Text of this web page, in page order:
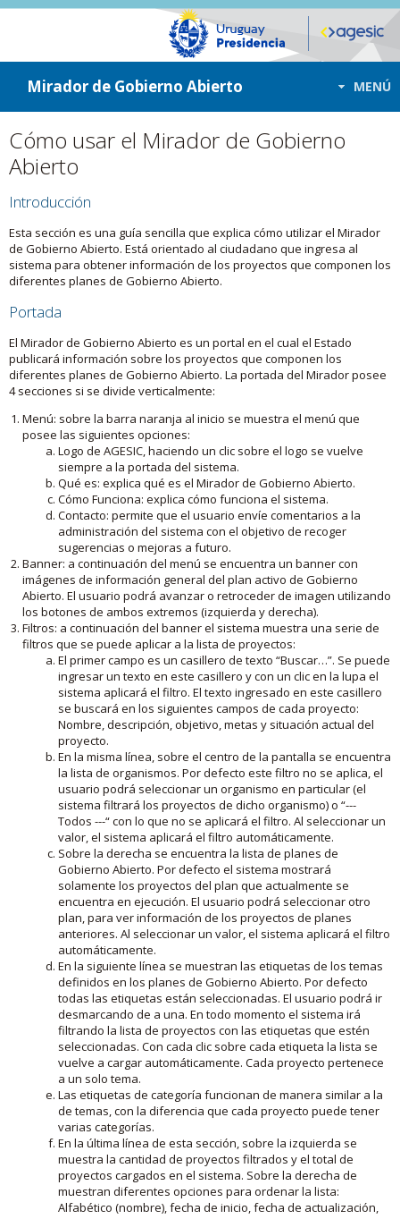
ir a contenido
ir al menú
Mirador de Gobierno Abierto MENÚ
Cómo usar el Mirador de Gobierno
Abierto
Introducción
Esta sección es una guía sencilla que explica cómo utilizar el Mirador
de Gobierno Abierto. Está orientado al ciudadano que ingresa al
sistema para obtener información de los proyectos que componen los
diferentes planes de Gobierno Abierto.
Portada
El Mirador de Gobierno Abierto es un portal en el cual el Estado
publicará información sobre los proyectos que componen los
diferentes planes de Gobierno Abierto. La portada del Mirador posee
4 secciones si se divide verticalmente:
Menú: sobre la barra naranja al inicio se muestra el menú que
posee las siguientes opciones:
Logo de AGESIC, haciendo un clic sobre el logo se vuelve
siempre a la portada del sistema.
Qué es: explica qué es el Mirador de Gobierno Abierto.
Cómo Funciona: explica cómo funciona el sistema.
Contacto: permite que el usuario envíe comentarios a la
administración del sistema con el objetivo de recoger
sugerencias o mejoras a futuro.
Banner: a continuación del menú se encuentra un banner con
imágenes de información general del plan activo de Gobierno
Abierto. El usuario podrá avanzar o retroceder de imagen utilizando
los botones de ambos extremos (izquierda y derecha).
Filtros: a continuación del banner el sistema muestra una serie de
filtros que se puede aplicar a la lista de proyectos:
El primer campo es un casillero de texto “Buscar…”. Se puede
ingresar un texto en este casillero y con un clic en la lupa el
sistema aplicará el filtro. El texto ingresado en este casillero
se buscará en los siguientes campos de cada proyecto:
Nombre, descripción, objetivo, metas y situación actual del
proyecto.
En la misma línea, sobre el centro de la pantalla se encuentra
la lista de organismos. Por defecto este filtro no se aplica, el
usuario podrá seleccionar un organismo en particular (el
sistema filtrará los proyectos de dicho organismo) o “---
Todos ---“ con lo que no se aplicará el filtro. Al seleccionar un
valor, el sistema aplicará el filtro automáticamente.
Sobre la derecha se encuentra la lista de planes de
Gobierno Abierto. Por defecto el sistema mostrará
solamente los proyectos del plan que actualmente se
encuentra en ejecución. El usuario podrá seleccionar otro
plan, para ver información de los proyectos de planes
anteriores. Al seleccionar un valor, el sistema aplicará el filtro
automáticamente.
En la siguiente línea se muestran las etiquetas de los temas
definidos en los planes de Gobierno Abierto. Por defecto
todas las etiquetas están seleccionadas. El usuario podrá ir
desmarcando de a una. En todo momento el sistema irá
filtrando la lista de proyectos con las etiquetas que estén
seleccionadas. Con cada clic sobre cada etiqueta la lista se
vuelve a cargar automáticamente. Cada proyecto pertenece
a un solo tema.
Las etiquetas de categoría funcionan de manera similar a la
de temas, con la diferencia que cada proyecto puede tener
varias categorías.
En la última línea de esta sección, sobre la izquierda se
muestra la cantidad de proyectos filtrados y el total de
proyectos cargados en el sistema. Sobre la derecha de
muestran diferentes opciones para ordenar la lista:
Alfabético (nombre), fecha de inicio, fecha de actualización,